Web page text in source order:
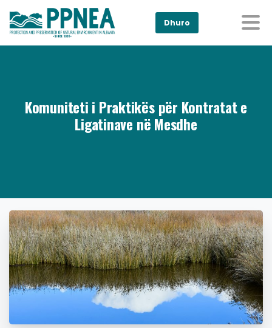
Dhuro
Komuniteti i Praktikës për Kontratat e
Ligatinave në Mesdhe